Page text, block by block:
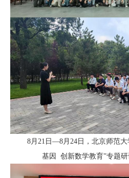
8月21日—8月24日，北京师范大
基因 创新数学教育”专题研